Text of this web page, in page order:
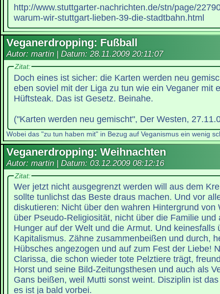
http://www.stuttgarter-nachrichten.de/stn/page/
warum-wir-stuttgart-lieben-39-die-stadtbahn.html
Veganerdropping: Fußball
Autor: martin | Datum: 28.11.2009 20:11:07
Zitat:
Doch eines ist sicher: die Karten werden neu
eben soviel mit der Liga zu tun wie ein Veganer mit
Hüftsteak. Das ist Gesetz. Beinahe.
("Karten werden neu gemischt", Der Westen,
Wobei das "zu tun haben mit" in Bezug auf Veganismus ein wenig
Veganerdropping: Weihnachten
Autor: martin | Datum: 03.12.2009 08:12:16
Zitat:
Wer jetzt nicht ausgegrenzt werden will aus dem
sollte tunlichst das Beste draus machen. Und vor
diskutieren: Nicht über den wahren Hintergrund von
über Pseudo-Religiosität, nicht über die Familie und
Hunger auf der Welt und die Armut. Und keinesfalls
Kapitalismus. Zähne zusammenbeißen und durch,
Hübsches angezogen und auf zum Fest der Liebe!
Clarissa, die schon wieder tote Pelztiere trägt,
Horst und seine Bild-Zeitungsthesen und auch als
Gans beißen, weil Mutti sonst weint. Disziplin ist
es ist ja bald vorbei.